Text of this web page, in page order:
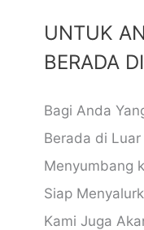
UNTUK
BERADA
Bagi Anda
Berada di
Menyumbang
Siap
Kami Juga